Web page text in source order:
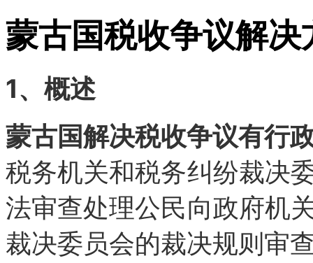
蒙古国税收争议解决
1、概述
蒙古国解决税收争议有行
税务机关和税务纠纷裁决
法审查处理公民向政府机
裁决委员会的裁决规则审